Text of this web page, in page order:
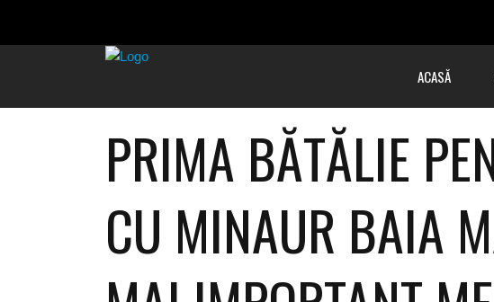
ACASĂ
PRIMA BĂTĂLIE
CU MINAUR BAIA